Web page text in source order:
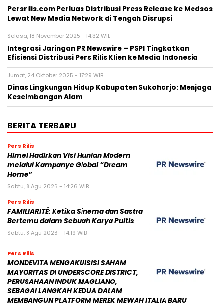
Persrilis.com Perluas Distribusi Press Release ke Medsos
Lewat New Media Network di Tengah Disrupsi
Selasa, 18 November 2025 - 14:32 WIB
Integrasi Jaringan PR Newswire – PSPI Tingkatkan
Efisiensi Distribusi Pers Rilis Klien ke Media Indonesia
Jumat, 24 Oktober 2025 - 17:29 WIB
Dinas Lingkungan Hidup Kabupaten Sukoharjo: Menjaga
Keseimbangan Alam
BERITA TERBARU
Pers Rilis
Himel Hadirkan Visi Hunian Modern
melalui Kampanye Global “Dream
Home”
Sabtu, 8 Agu 2026 - 14:26 WIB
Pers Rilis
FAMILIARITÉ: Ketika Sinema dan Sastra
Bertemu dalam Sebuah Karya Puitis
Sabtu, 8 Agu 2026 - 14:19 WIB
Pers Rilis
MONDEVITA MENGAKUISISI SAHAM
MAYORITAS DI UNDERSCORE DISTRICT,
PERUSAHAAN INDUK MAGLIANO,
SEBAGAI LANGKAH KEDUA DALAM
MEMBANGUN PLATFORM MEREK MEWAH ITALIA BARU